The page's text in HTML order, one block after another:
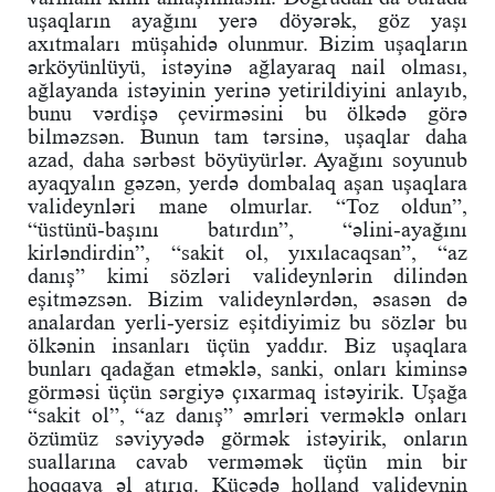
uşaqların ayağını yerə döyərək, göz yaşı
axıtmaları müşahidə olunmur. Bizim uşaqların
ərköyünlüyü, istəyinə ağlayaraq nail olması,
ağlayanda istəyinin yerinə yetirildiyini anlayıb,
bunu vərdişə çevirməsini bu ölkədə görə
bilməzsən. Bunun tam tərsinə, uşaqlar daha
azad, daha sərbəst böyüyürlər. Ayağını soyunub
ayaqyalın gəzən, yerdə dombalaq aşan uşaqlara
valideynləri mane olmurlar. “Toz oldun”,
“üstünü-başını batırdın”, “əlini-ayağını
kirləndirdin”, “sakit ol, yıxılacaqsan”, “az
danış” kimi sözləri valideynlərin dilindən
eşitməzsən. Bizim valideynlərdən, əsasən də
analardan yerli-yersiz eşitdiyimiz bu sözlər bu
ölkənin insanları üçün yaddır. Biz uşaqlara
bunları qadağan etməklə, sanki, onları kiminsə
görməsi üçün sərgiyə çıxarmaq istəyirik. Uşağa
“sakit ol”, “az danış” əmrləri verməklə onları
özümüz səviyyədə görmək istəyirik, onların
suallarına cavab verməmək üçün min bir
hoqqaya əl atırıq. Küçədə holland valideynin